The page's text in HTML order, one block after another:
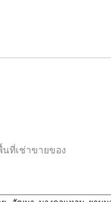
ที่เช่าขายของ